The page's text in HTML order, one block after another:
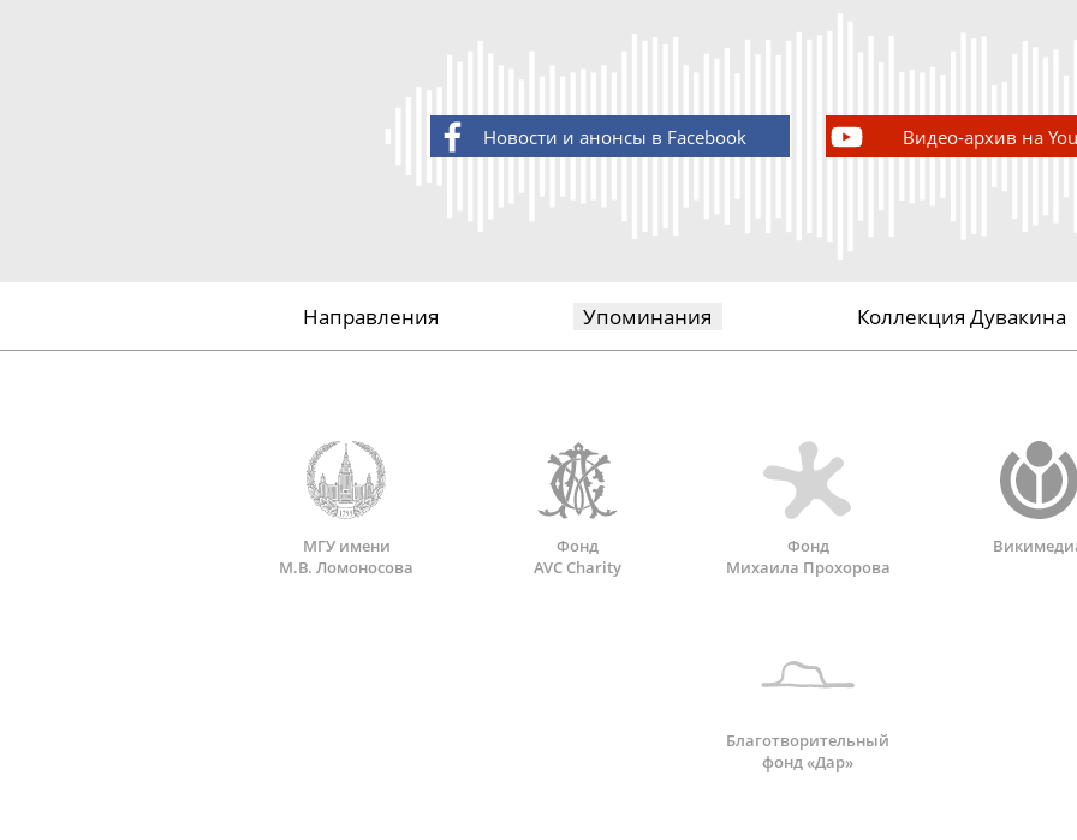
Новости и анонсы в Facebook Видео-архив на
Направления Упоминания Коллекция Дувакина
МГУ имени
М.В. Ломоносова
Фонд
AVC Charity
Фонд
Михаила Прохорова
Благотворительный
фонд «Дар»